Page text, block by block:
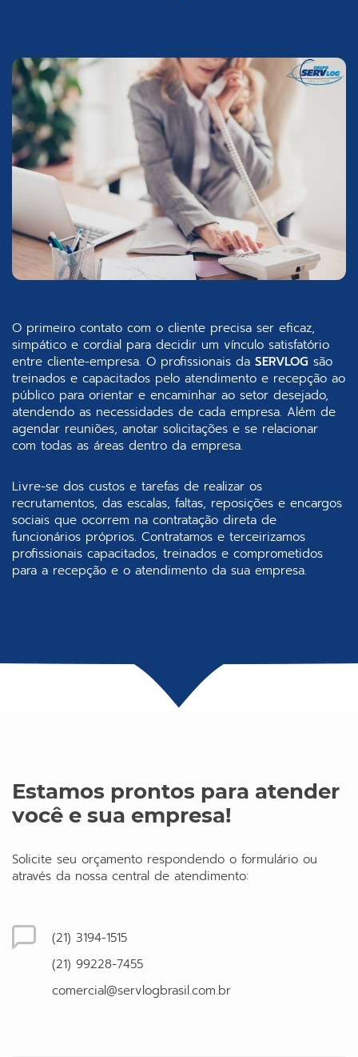
O primeiro contato com o cliente precisa ser eficaz,
simpático e cordial para decidir um vínculo satisfatório
entre cliente-empresa. O profissionais da SERVLOG são
treinados e capacitados pelo atendimento e recepção ao
público para orientar e encaminhar ao setor desejado,
atendendo as necessidades de cada empresa. Além de
agendar reuniões, anotar solicitações e se relacionar
com todas as áreas dentro da empresa.
Livre-se dos custos e tarefas de realizar os
recrutamentos, das escalas, faltas, reposições e encargos
sociais que ocorrem na contratação direta de
funcionários próprios. Contratamos e terceirizamos
profissionais capacitados, treinados e comprometidos
para a recepção e o atendimento da sua empresa.
Estamos prontos para atender
você e sua empresa!
Solicite seu orçamento respondendo o formulário ou
através da nossa central de atendimento:
(21) 3194-1515
(21) 99228-7455
comercial@servlogbrasil.com.br